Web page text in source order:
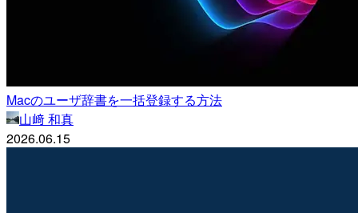
Macのユーザ辞書を一括登録する方法
山﨑 和真
2026.06.15